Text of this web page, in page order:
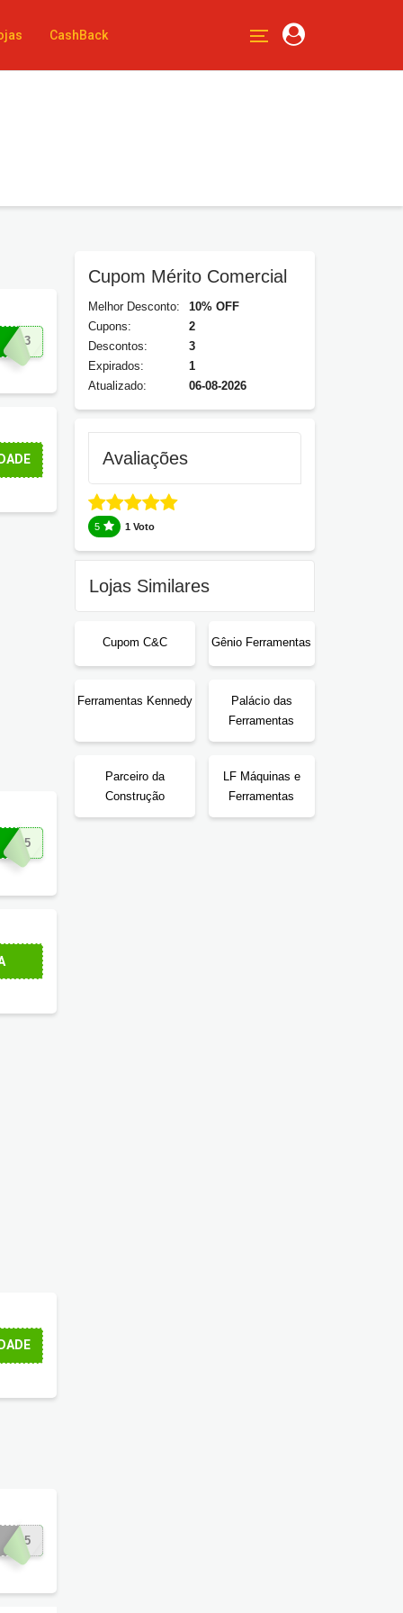
CashBack
12 vezes sem juros
Cupom Mérito Comercial
Melhor Desconto:
10% OFF
Cupons:
2
Descontos:
3
Expirados:
1
Atualizado:
06-08-2026
Avaliações
5 1 Voto
Lojas Similares
Cupom C&C Gênio Ferramentas
Ferramentas Kennedy
Palácio das
Ferramentas
Parceiro da
Construção
LF Máquinas e
Ferramentas